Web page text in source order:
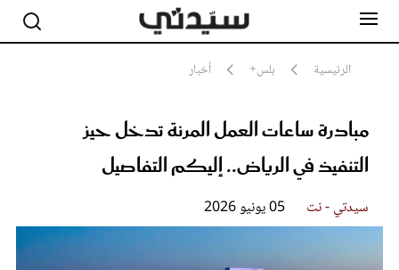
الرئيسية بلس+ أخبار
مبادرة ساعات العمل المرنة تدخل حيز
التنفيذ في الرياض.. إليكم التفاصيل
سيدتي - نت 05 يونيو 2026
مشاهير
أناقة
جمال
سيدتي وطفلك
لايف ستايل